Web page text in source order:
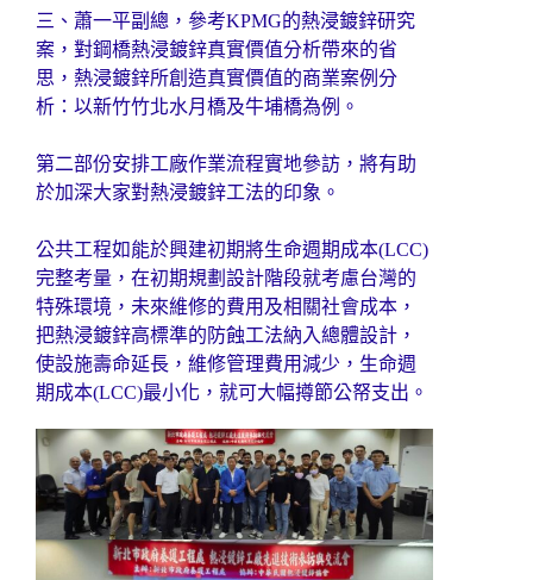
三、蕭一平副總，參考KPMG的熱浸鍍鋅研究
案，對鋼橋熱浸鍍鋅真實價值分析帶來的省
思，熱浸鍍鋅所創造真實價值的商業案例分
析：以新竹竹北水月橋及牛埔橋為例。
第二部份安排工廠作業流程實地參訪，將有助
於加深大家對熱浸鍍鋅工法的印象。
公共工程如能於興建初期將生命週期成本(LCC)
完整考量，在初期規劃設計階段就考慮台灣的
特殊環境，未來維修的費用及相關社會成本，
把熱浸鍍鋅高標準的防蝕工法納入總體設計，
使設施壽命延長，維修管理費用減少，生命週
期成本(LCC)最小化，就可大幅撙節公帑支出。